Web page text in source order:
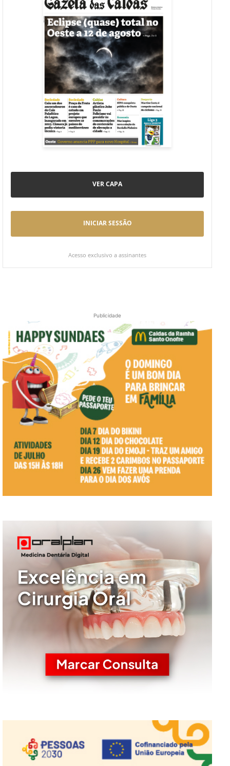
VER CAPA
INICIAR SESSÃO
Acesso exclusivo a assinantes
Publicidade